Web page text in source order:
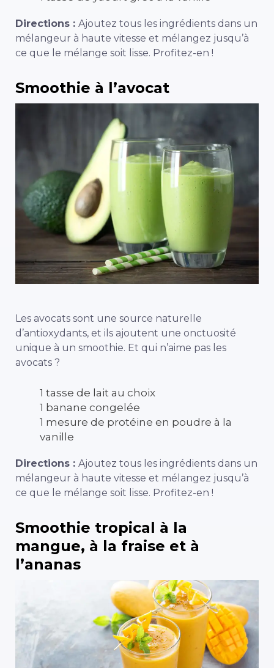
Directions : Ajoutez tous les ingrédients dans un
mélangeur à haute vitesse et mélangez jusqu’à
ce que le mélange soit lisse. Profitez-en !
Smoothie à l’avocat
Les avocats sont une source naturelle
d’antioxydants, et ils ajoutent une onctuosité
unique à un smoothie. Et qui n’aime pas les
avocats ?
1 tasse de lait au choix
1 banane congelée
1 mesure de protéine en poudre à la
vanille
Directions : Ajoutez tous les ingrédients dans un
mélangeur à haute vitesse et mélangez jusqu’à
ce que le mélange soit lisse. Profitez-en !
Smoothie tropical à la
mangue, à la fraise et à
l’ananas